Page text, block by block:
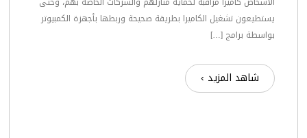
يستطيعون تشغيل الكاميرا بطريقة صحيحة وربطها بأجهزة الكمبيوتر
بواسطة برامج […]
شاهد المزيد ›